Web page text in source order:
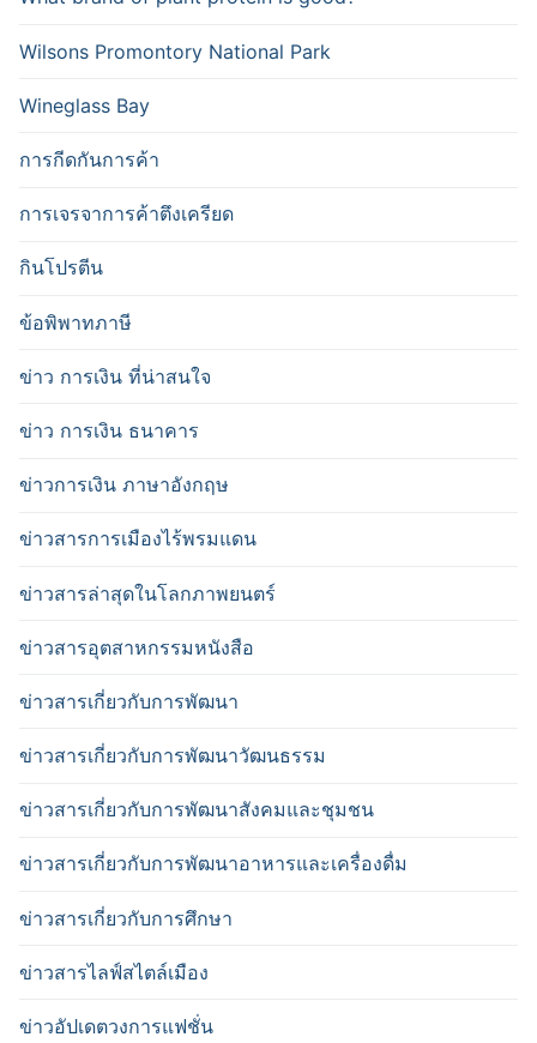
Wilsons Promontory National Park
Wineglass Bay
การกีดกันการค้า
การเจรจาการค้าตึงเครียด
กินโปรตีน
ข้อพิพาทภาษี
ข่าว การเงิน ที่น่าสนใจ
ข่าว การเงิน ธนาคาร
ข่าวการเงิน ภาษาอังกฤษ
ข่าวสารการเมืองไร้พรมแดน
ข่าวสารล่าสุดในโลกภาพยนตร์
ข่าวสารอุตสาหกรรมหนังสือ
ข่าวสารเกี่ยวกับการพัฒนา
ข่าวสารเกี่ยวกับการพัฒนาวัฒนธรรม
ข่าวสารเกี่ยวกับการพัฒนาสังคมและชุมชน
ข่าวสารเกี่ยวกับการพัฒนาอาหารและเครื่องดื่ม
ข่าวสารเกี่ยวกับการศึกษา
ข่าวสารไลฟ์สไตล์เมือง
ข่าวอัปเดตวงการแฟชั่น